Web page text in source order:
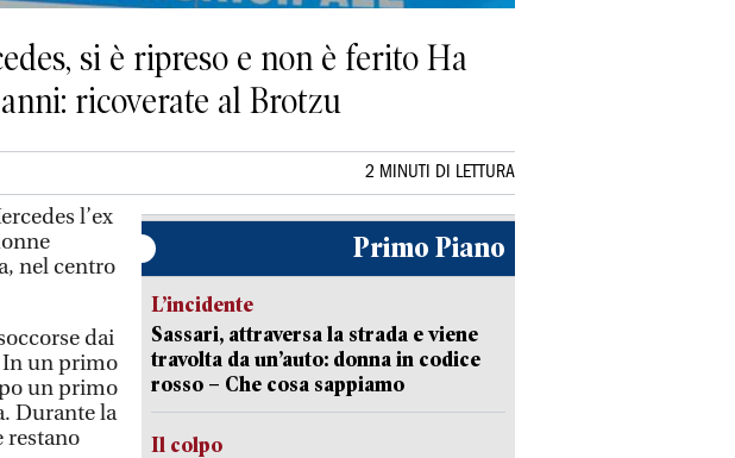
si è ripreso e non è ferito Ha
ricoverate al Brotzu
2 MINUTI DI LETTURA
l’ex
nel centro
dai
In un primo
un primo
Durante la
restano
Primo Piano
L’incidente
Sassari, attraversa la strada e viene
travolta da un’auto: donna in codice
rosso – Che cosa sappiamo
Il colpo